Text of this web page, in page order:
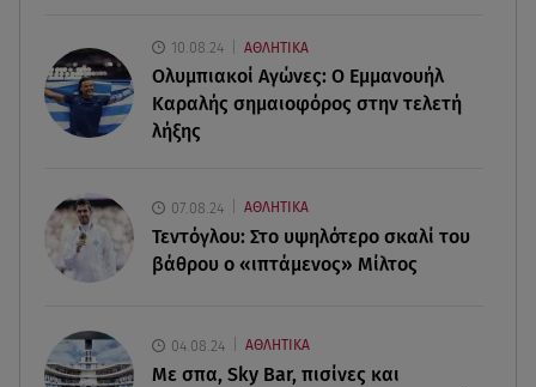
07.08.26 , 13:04
Συνελήφθη 31χρονος για τις δολοφονίες του
«Ζαμπόν» και του Σκαφτούρου
Μαριαλένα Ρουμελιώτη: Δύο -υπέροχοι- μήνες
τον γιο της
10.08.24 ΑΘΛΗΤΙΚΑ
Ολυμπιακοί Αγώνες: Ο Εμμανουήλ
Καραλής σημαιοφόρος στην τελετή
λήξης
07.08.24 ΑΘΛΗΤΙΚΑ
Τεντόγλου: Στο υψηλότερο σκαλί του
βάθρου ο «ιπτάμενος» Μίλτος
04.08.24 ΑΘΛΗΤΙΚΑ
Με σπα, Sky Bar, πισίνες και